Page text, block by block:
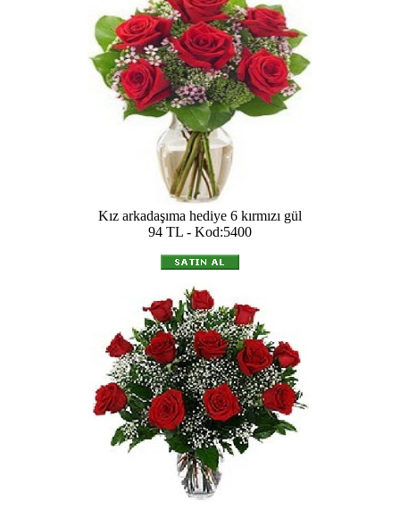
Kız arkadaşıma hediye 6 kırmızı gül
94 TL - Kod:5400